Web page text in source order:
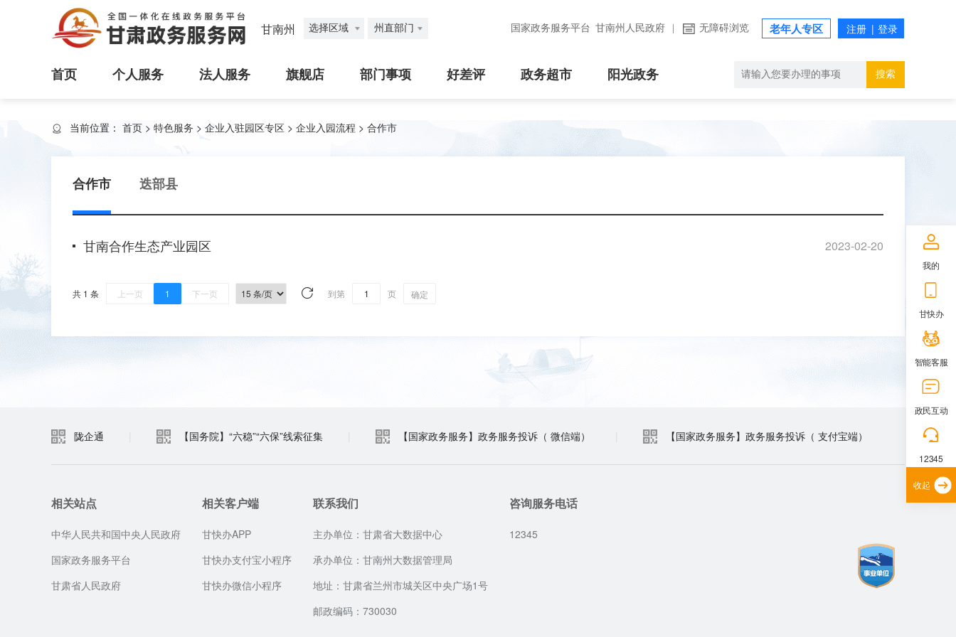
甘南州 选择区域 州直部门 国家政务服务平台 甘南州人民政府 无障碍浏览 老年人专区
首页 个人服务 法人服务 旗舰店 部门事项 好差评 政务超市 阳光政务 搜索
当前位置： 首页 > 特色服务 > 企业入驻园区专区 > 企业入园流程 > 合作市
合作市 迭部县
甘南合作生态产业园区 2023-02-20
共 1 条 上一页 1 下一页 到第 页 确定
陇企通 【国务院】“六稳”“六保”线索征集 【国家政务服务】政务服务投诉（ 微信端） 【国家政务服务】政务服务投诉（ 支付宝端）
相关站点
中华人民共和国中央人民政府
国家政务服务平台
甘肃省人民政府
相关客户端
甘快办APP
甘快办支付宝小程序
甘快办微信小程序
联系我们
主办单位：甘肃省大数据中心
承办单位：甘南州大数据管理局
地址：甘肃省兰州市城关区中央广场1号
邮政编码：730030
咨询服务电话
12345
我的
甘快办
智能客服
政民互动
12345
收起